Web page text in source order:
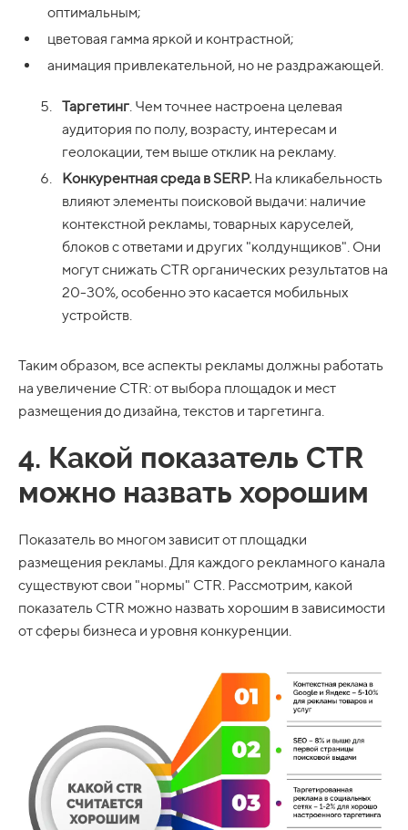
оптимальным;
цветовая гамма яркой и контрастной;
анимация привлекательной, но не раздражающей.
Таргетинг. Чем точнее настроена целевая
аудитория по полу, возрасту, интересам и
геолокации, тем выше отклик на рекламу.
Конкурентная среда в SERP. На кликабельность
влияют элементы поисковой выдачи: наличие
контекстной рекламы, товарных каруселей,
блоков с ответами и других "колдунщиков". Они
могут снижать CTR органических результатов на
20-30%, особенно это касается мобильных
устройств.
Таким образом, все аспекты рекламы должны работать
на увеличение CTR: от выбора площадок и мест
размещения до дизайна, текстов и таргетинга.
4. Какой показатель CTR
можно назвать хорошим
Показатель во многом зависит от площадки
размещения рекламы. Для каждого рекламного канала
существуют свои "нормы" CTR. Рассмотрим, какой
показатель CTR можно назвать хорошим в зависимости
от сферы бизнеса и уровня конкуренции.